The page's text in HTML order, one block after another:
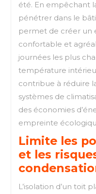
été. En empêchant
pénétrer dans le
permet de créer un
confortable et
journées les plus
température
contribue à réduire
systèmes de
des économies
empreinte
Limite les
et les
L’isolation d’un toit